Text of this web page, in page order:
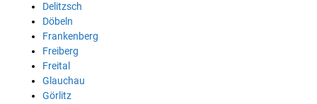
Delitzsch
Döbeln
Frankenberg
Freiberg
Freital
Glauchau
Görlitz